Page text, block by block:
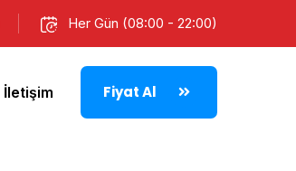
Her Gün (08:00 - 22:00)
İletişim Fiyat Al